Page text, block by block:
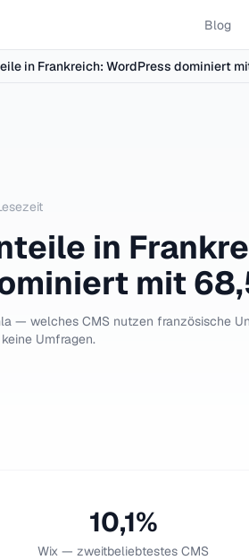
Blog
in Frankreich: WordPress dominiert
in
mit
— welches CMS nutzen französische
Umfragen.
10,1%
Wix — zweitbeliebtestes CMS